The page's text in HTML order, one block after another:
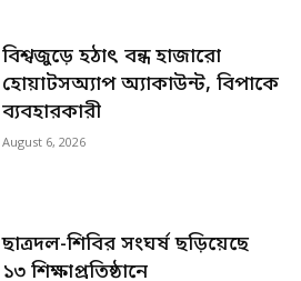
বিশ্বজুড়ে হঠাৎ বন্ধ হাজারো
হোয়াটসঅ্যাপ অ্যাকাউন্ট, বিপাকে
ব্যবহারকারী
August 6, 2026
ছাত্রদল-শিবির সংঘর্ষ ছড়িয়েছে
১৩ শিক্ষাপ্রতিষ্ঠানে